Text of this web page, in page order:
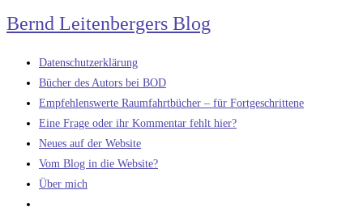
Zum
Inhalt
springen
Bernd Leitenbergers Blog
Datenschutzerklärung
Bücher des Autors bei BOD
Empfehlenswerte Raumfahrtbücher – für Fortgeschrittene
Eine Frage oder ihr Kommentar fehlt hier?
Neues auf der Website
Vom Blog in die Website?
Über mich